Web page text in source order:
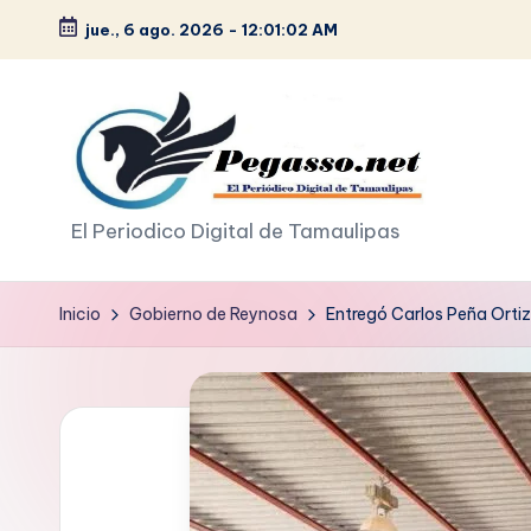
Saltar
contenido
jue., 6 ago. 2026 - 12:01:03 AM
p
e
g
El Periodico Digital de Tamaulipas
Inicio Gobierno de Reynosa Entregó Carlos Peña